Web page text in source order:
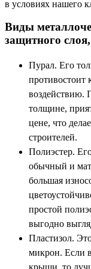
в условиях нашего
Виды
защитного
Пурал. Его
противостоит
воздействию.
толщине,
цене, что
строителей.
Полиэстер.
обычный и
большая
простой
выгодно
Пластизол.
микрон. Если
крыши, то